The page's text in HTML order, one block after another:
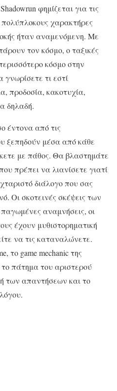
φημίζεται για τις
πολύπλοκους χαρακτήρες
ήταν αναμενόμενη. Με
τον κόσμο, ο ταξικές
κόσμο στην
τι εστί
προδοσία, κακοτυχία,
δηλαδή.
έντονα από τις
ξεπηδούν μέσα από κάθε
με πάθος. Θα βλαστημάτε
πρέπει να λιανίσετε γιατί
διάλογο που σας
Οι σκοτεινές σκέψεις των
αναμνήσεις, οι
έχουν μυθιστορηματική
να τις καταναλώνετε.
το game mechanic της
πάτημα του αριστερού
των απαντήσεων και το